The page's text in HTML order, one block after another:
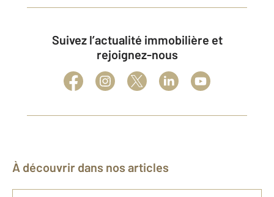
Suivez l’actualité immobilière et
rejoignez-nous
À découvrir dans nos articles